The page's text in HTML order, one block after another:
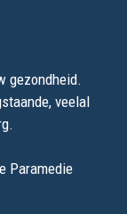
gezondheid.
veelal
Paramedie